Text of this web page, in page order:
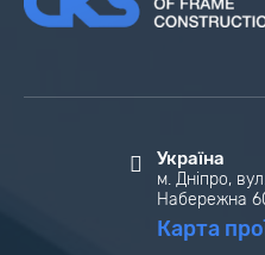
Україна
м. Дніпро,
Набережна
Карта